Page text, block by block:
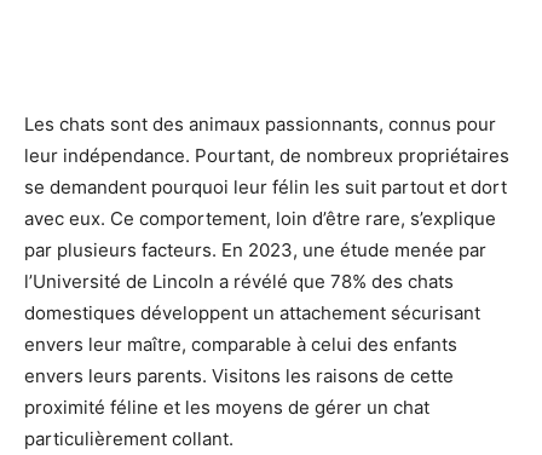
Les chats sont des animaux passionnants, connus pour
leur indépendance. Pourtant, de nombreux propriétaires
se demandent pourquoi leur félin les suit partout et dort
avec eux. Ce comportement, loin d’être rare, s’explique
par plusieurs facteurs. En 2023, une étude menée par
l’Université de Lincoln a révélé que 78% des chats
domestiques développent un attachement sécurisant
envers leur maître, comparable à celui des enfants
envers leurs parents. Visitons les raisons de cette
proximité féline et les moyens de gérer un chat
particulièrement collant.